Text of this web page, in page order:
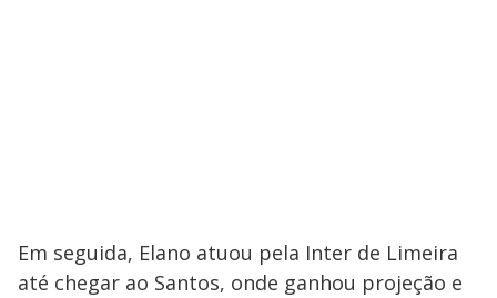
Em seguida, Elano atuou pela Inter de Limeira
até chegar ao Santos, onde ganhou projeção e